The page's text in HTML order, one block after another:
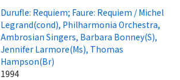
Durufle: Requiem; Faure: Requiem / Michel
Legrand(cond), Philharmonia Orchestra,
Ambrosian Singers, Barbara Bonney(S),
Jennifer Larmore(Ms), Thomas
Hampson(Br)
1994